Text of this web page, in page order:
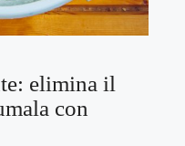
elimina il
con